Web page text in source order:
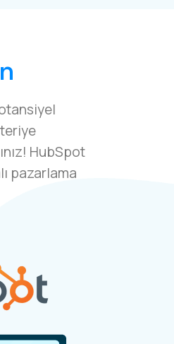
HubSpot
pazarlama